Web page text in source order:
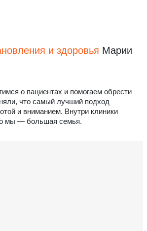
и здоровья Марии
о пациентах и помогаем обрести
что самый лучший подход
и вниманием. Внутри клиники
мы — большая семья.